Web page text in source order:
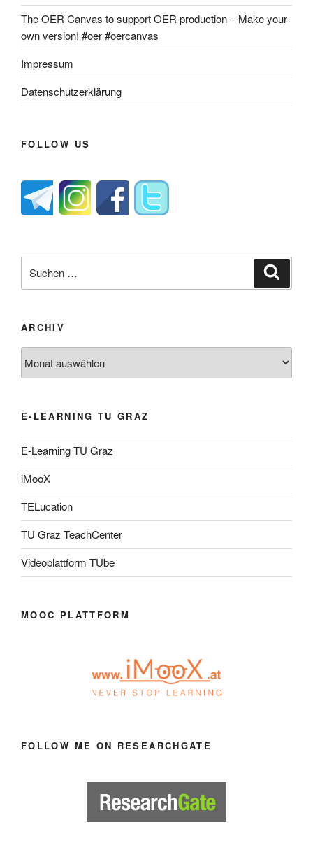
The OER Canvas to support OER production – Make your
own version! #oer #oercanvas
Impressum
Datenschutzerklärung
FOLLOW US
nach:
ARCHIV
E-LEARNING TU GRAZ
E-Learning TU Graz
iMooX
TELucation
TU Graz TeachCenter
Videoplattform TUbe
MOOC PLATTFORM
FOLLOW ME ON RESEARCHGATE